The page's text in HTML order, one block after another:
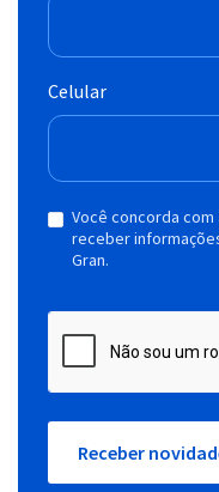
Celular
Você concorda
receber
Gran.
Receber